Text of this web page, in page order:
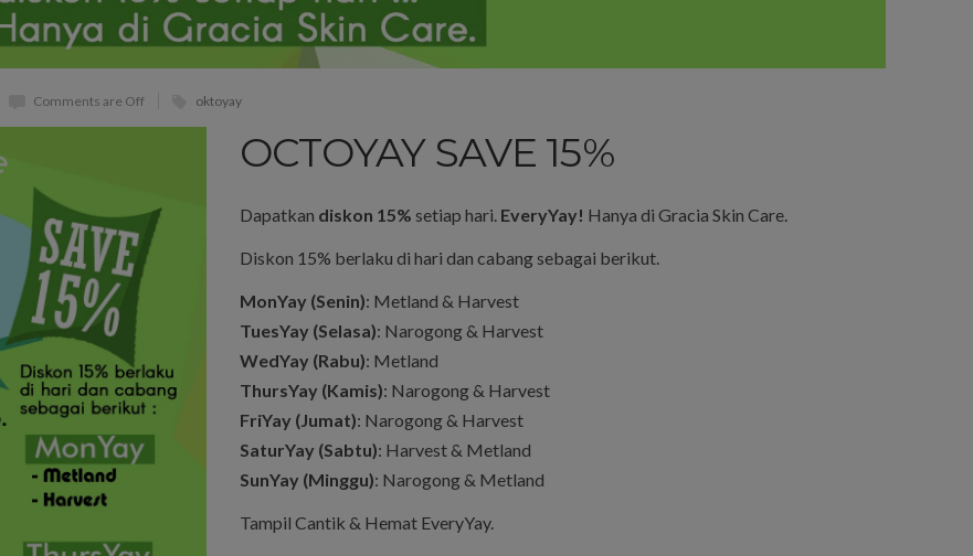
Comments are Off oktoyay
OCTOYAY SAVE 15%
Dapatkan diskon 15% setiap hari. EveryYay! Hanya di Gracia Skin Care.
Diskon 15% berlaku di hari dan cabang sebagai berikut.
MonYay (Senin): Metland & Harvest
TuesYay (Selasa): Narogong & Harvest
WedYay (Rabu): Metland
ThursYay (Kamis): Narogong & Harvest
FriYay (Jumat): Narogong & Harvest
SaturYay (Sabtu): Harvest & Metland
SunYay (Minggu): Narogong & Metland
Tampil Cantik & Hemat EveryYay.